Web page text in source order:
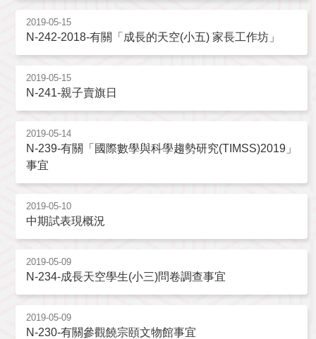
2019-05-15
N-242-2018-有關「成長的天空(小五) 家長工作坊」
2019-05-15
N-241-親子賣旗日
2019-05-14
N-239-有關「國際數學與科學趨勢研究(TIMSS)2019」
事宜
2019-05-10
中期試表現概況
2019-05-09
N-234-成長天空學生(小三)問卷調查事宜
2019-05-09
N-230-有關參觀饒宗頤文物館事宜